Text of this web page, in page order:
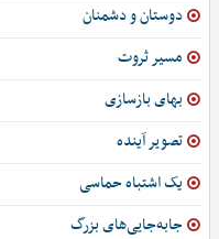
دوستان و دشمنان
مسیر ثروت
بهای بازسازی
تصویر آینده
یک اشتباه حماسی
جابه‌جایی‌های بزرگ